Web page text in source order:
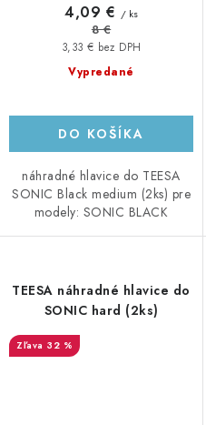
Vypredané
3,33 € bez DPH
4,09 € / ks
8 €
DO KOŠÍKA
náhradné hlavice do TEESA
SONIC Black medium (2ks) pre
modely: SONIC BLACK
TEESA náhradné hlavice do
SONIC hard (2ks)
32 %